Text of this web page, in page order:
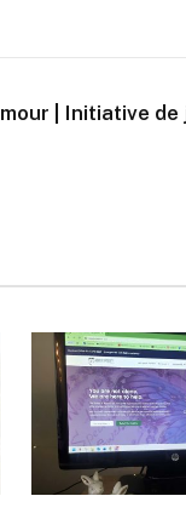
| Initiative